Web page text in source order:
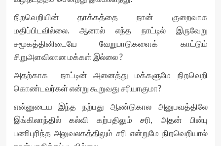
நிறவெறியின் தாக்கத்தை நான் குறைவாக
மதிப்பிடவில்லை. ஆனால் எந்த நாட்டில் இருவேறு
சமூகத்தினிடையே வேறுபாடுகளைக் காட்டும்
சிறுஅளவிலான மக்கள் இல்லை ?
அதற்காக நாட்டின் அனைத்து மக்களுமே நிறவெறி
கொண்டவர்கள் என்று கூறுவது சரியாகுமா?
என்னுடைய இந்த நற்பது ஆண்டுகால அனுபவத்திலே
இங்கிலாந்தில் கல்வி கற்பதிலும் சரி, அதன் பின்பு
பணிபுரிந்த அலுவலகத்திலும் சரி என்றுமே நிறவெறியால்